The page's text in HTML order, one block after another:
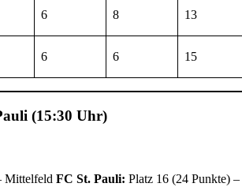
6 8 13
6 6 15
(15:30 Uhr)
Mittelfeld FC St. Pauli: Platz 16 (24 Punkte) –